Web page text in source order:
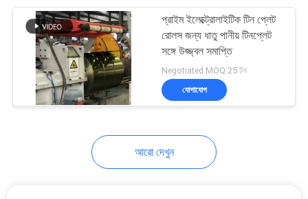
টিনের ধাতুপট্টাবৃত ইস্পাত শীট
5
প্রাইম ইলেক্ট্রোলাইটিক টিন প্লেট
রোলস জন্য ধাতু পানীয় টিনপ্লেট
সঙ্গে উজ্জ্বল সমাপ্তি
Negotiated MOQ:25 টন
যোগাযোগ
আরো দেখুন